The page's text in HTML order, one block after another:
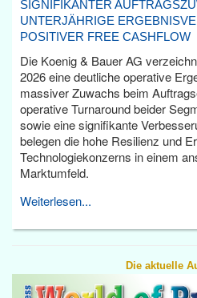
SIGNIFIKANTER
UNTERJÄHRIGE
POSITIVER FREE CASHFLOW
Die Koenig & Bauer AG
2026 eine deutliche operative
massiver Zuwachs beim
operative Turnaround beider
sowie eine signifikante
belegen die hohe Resilienz und
Technologiekonzerns in einem
Marktumfeld.
Weiterlesen...
Die aktuelle